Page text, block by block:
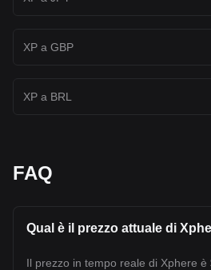
XP a GBP
XP a BRL
FAQ
Qual è il prezzo attuale di
Il prezzo in tempo reale di Xphere è